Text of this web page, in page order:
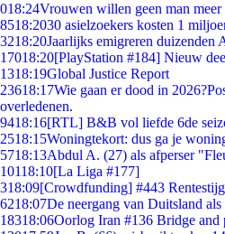
018:24Vrouwen willen geen man meer
8518:2030 asielzoekers kosten 1
3218:20Jaarlijks emigreren duizenden
17018:20[PlayStation #184] Nieuw
1318:19Global Justice Report
23618:17Wie gaan er dood in
overledenen.
9418:16[RTL] B&B vol liefde 6de
2518:15Woningtekort: dus ga je
5718:13Abdul A. (27) als afperser
10118:10[La Liga #177]
318:09[Crowdfunding] #443
6218:07De neergang van Duitsland
18318:06Oorlog Iran #136 Bridge and